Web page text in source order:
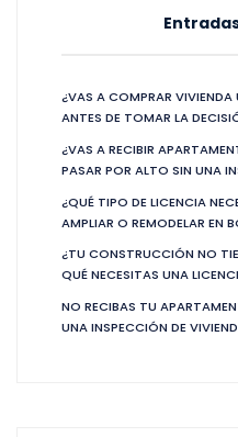
¿VAS A COMPRAR
ANTES DE TOMAR LA
¿VAS A RECIBIR
PASAR POR ALTO SIN UNA
¿QUÉ TIPO DE LICENCIA
AMPLIAR O REMODELAR EN
¿TU CONSTRUCCIÓN NO
QUÉ NECESITAS UNA
NO RECIBAS TU
UNA INSPECCIÓN DE